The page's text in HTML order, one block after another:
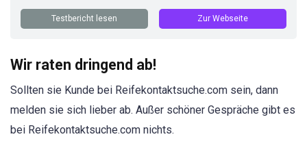
Testbericht lesen Zur Webseite
Wir raten dringend ab!
Sollten sie Kunde bei Reifekontaktsuche.com sein, dann
melden sie sich lieber ab. Außer schöner Gespräche gibt es
bei Reifekontaktsuche.com nichts.